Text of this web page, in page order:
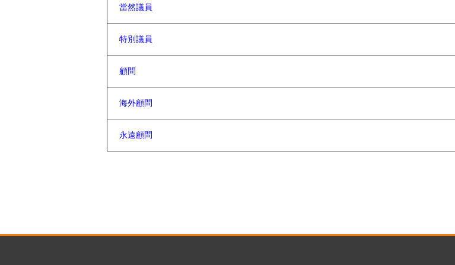
當然議員
特別議員
顧問
海外顧問
永遠顧問